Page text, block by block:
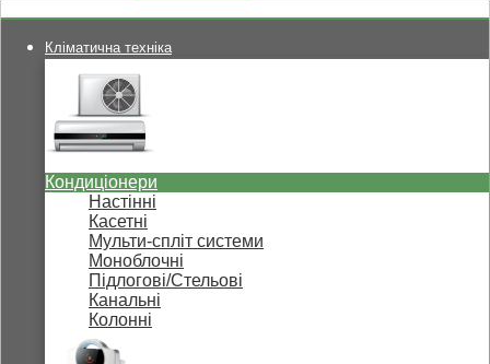
Кліматична техніка
Кондиціонери
Настінні
Касетні
Мульти-спліт системи
Моноблочні
Підлогові/Стельові
Канальні
Колонні